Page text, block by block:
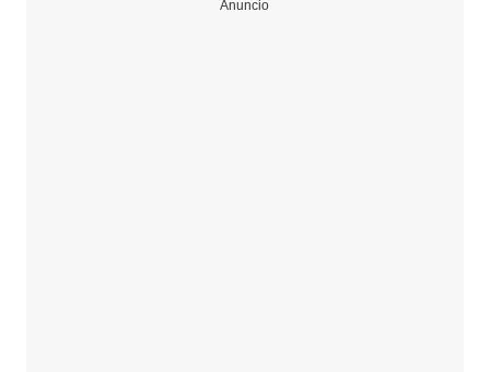
Anuncio